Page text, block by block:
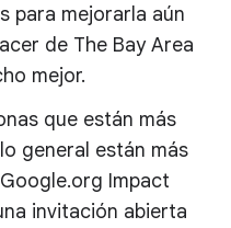
para mejorarla aún
de The Bay Area
mejor.
que están más
general están más
Impact
invitación abierta